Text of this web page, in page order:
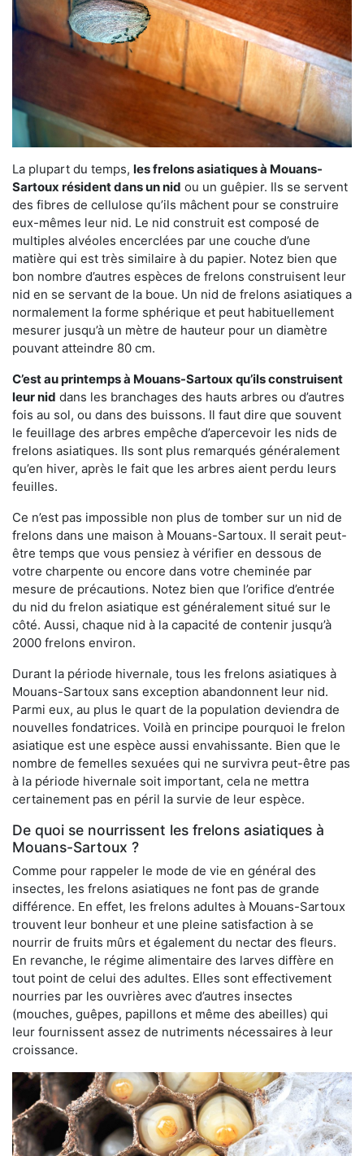
La plupart du temps, les frelons asiatiques à Mouans-
Sartoux résident dans un nid ou un guêpier. Ils se servent
des fibres de cellulose qu’ils mâchent pour se construire
eux-mêmes leur nid. Le nid construit est composé de
multiples alvéoles encerclées par une couche d’une
matière qui est très similaire à du papier. Notez bien que
bon nombre d’autres espèces de frelons construisent leur
nid en se servant de la boue. Un nid de frelons asiatiques a
normalement la forme sphérique et peut habituellement
mesurer jusqu’à un mètre de hauteur pour un diamètre
pouvant atteindre 80 cm.
C’est au printemps à Mouans-Sartoux qu’ils construisent
leur nid dans les branchages des hauts arbres ou d’autres
fois au sol, ou dans des buissons. Il faut dire que souvent
le feuillage des arbres empêche d’apercevoir les nids de
frelons asiatiques. Ils sont plus remarqués généralement
qu’en hiver, après le fait que les arbres aient perdu leurs
feuilles.
Ce n’est pas impossible non plus de tomber sur un nid de
frelons dans une maison à Mouans-Sartoux. Il serait peut-
être temps que vous pensiez à vérifier en dessous de
votre charpente ou encore dans votre cheminée par
mesure de précautions. Notez bien que l’orifice d’entrée
du nid du frelon asiatique est généralement situé sur le
côté. Aussi, chaque nid à la capacité de contenir jusqu’à
2000 frelons environ.
Durant la période hivernale, tous les frelons asiatiques à
Mouans-Sartoux sans exception abandonnent leur nid.
Parmi eux, au plus le quart de la population deviendra de
nouvelles fondatrices. Voilà en principe pourquoi le frelon
asiatique est une espèce aussi envahissante. Bien que le
nombre de femelles sexuées qui ne survivra peut-être pas
à la période hivernale soit important, cela ne mettra
certainement pas en péril la survie de leur espèce.
De quoi se nourrissent les frelons asiatiques à
Mouans-Sartoux ?
Comme pour rappeler le mode de vie en général des
insectes, les frelons asiatiques ne font pas de grande
différence. En effet, les frelons adultes à Mouans-Sartoux
trouvent leur bonheur et une pleine satisfaction à se
nourrir de fruits mûrs et également du nectar des fleurs.
En revanche, le régime alimentaire des larves diffère en
tout point de celui des adultes. Elles sont effectivement
nourries par les ouvrières avec d’autres insectes
(mouches, guêpes, papillons et même des abeilles) qui
leur fournissent assez de nutriments nécessaires à leur
croissance.